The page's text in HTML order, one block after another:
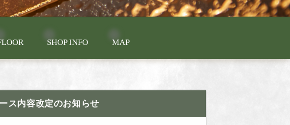
SHOP INFO MAP
ス内容改定のお知らせ